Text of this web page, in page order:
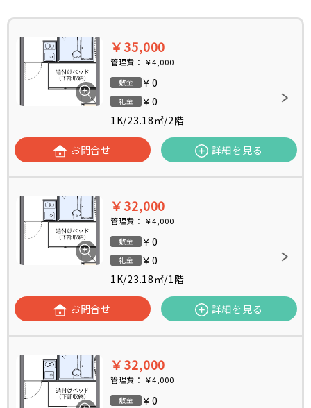
￥35,000
管理費： ￥4,000
敷金 ￥0
礼金
￥0
1K/23.18㎡/2階
お問合せ 詳細を見る
￥32,000
管理費： ￥4,000
敷金 ￥0
礼金
￥0
1K/23.18㎡/1階
お問合せ 詳細を見る
￥32,000
管理費： ￥4,000
敷金 ￥0